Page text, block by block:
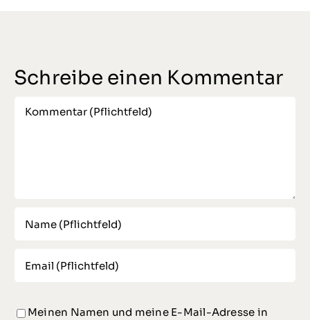
Schreibe einen Kommentar
Meinen Namen und meine E-Mail-Adresse in